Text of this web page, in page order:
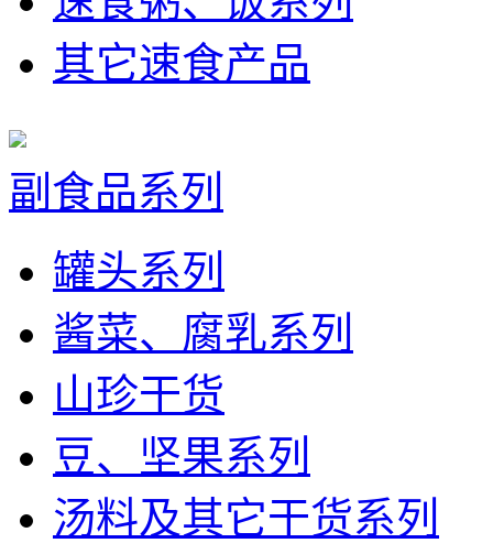
其它速食产品
副食品系列
罐头系列
酱菜、腐乳系列
山珍干货
豆、坚果系列
汤料及其它干货系列